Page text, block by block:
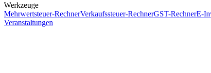
Werkzeuge
Mehrwertsteuer-RechnerVerkaufssteuer-RechnerGST-RechnerE-
Veranstaltungen